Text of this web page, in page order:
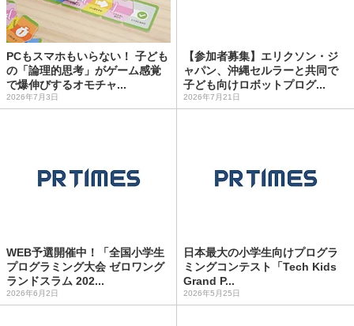
PCもスマホもいらない！ 子ども
の「論理的思考」がゲーム感覚
で爆伸びするオモチャ...
2026年7月3日
【参加者募集】エリクソン・ジ
ャパン、沖縄セルラーと共同で
子ども向けロボットプログ...
2026年7月21日
WEB予選開催中！「全国小学生
プログラミング大会 ゼロワング
ランドスラム 202...
2026年6月2日
日本最大の小学生向けプログラ
ミングコンテスト「Tech Kids
Grand P...
2026年5月25日